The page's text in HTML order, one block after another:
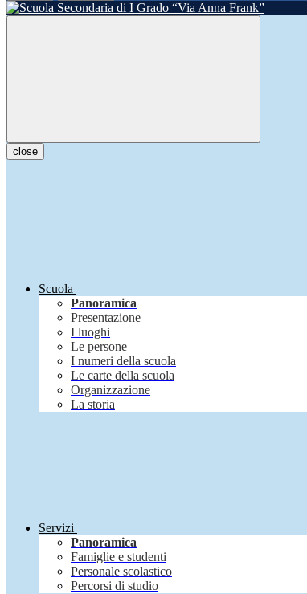
close
Scuola
Panoramica
Presentazione
I luoghi
Le persone
I numeri della scuola
Le carte della scuola
Organizzazione
La storia
Servizi
Panoramica
Famiglie e studenti
Personale scolastico
Percorsi di studio